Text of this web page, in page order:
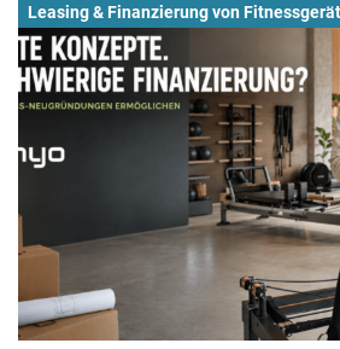
Leasing & Finanzierung von